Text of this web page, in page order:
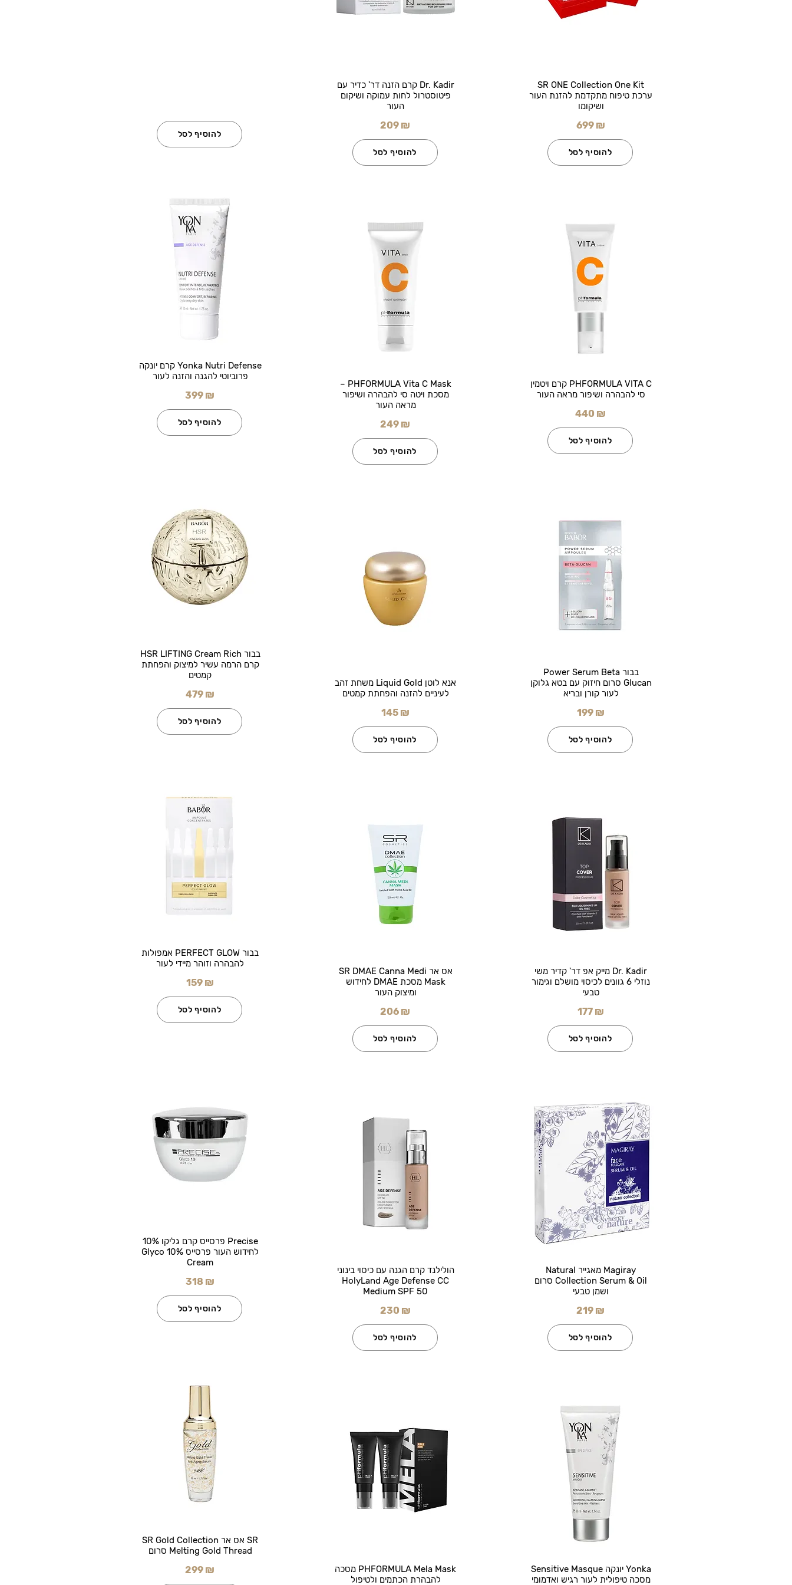
להוסיף לסל
Yonka Nutri Defense קרם יונקה
פרוביוטי להגנה והזנה לעור
399 ₪
להוסיף לסל
בבור HSR LIFTING Cream Rich
קרם הרמה עשיר למיצוק והפחתת
קמטים
479 ₪
להוסיף לסל
בבור PERFECT GLOW אמפולות
להבהרה וזוהר מיידי לעור
159 ₪
להוסיף לסל
Precise פרסייס קרם גליקו 10%
לחידוש העור פרסייס Glyco 10%
Cream
318 ₪
להוסיף לסל
SR אס אר SR Gold Collection
Melting Gold Thread סרום
299 ₪
Dr. Kadir קרם הזנה דר' כדיר עם
פיטוסטרול לחות עמוקה ושיקום
העור
209 ₪
להוסיף לסל
PHFORMULA Vita C Mask –
מסכת ויטה סי להבהרה ושיפור
מראה העור
249 ₪
להוסיף לסל
אנא לוטן Liquid Gold משחת זהב
לעיניים להזנה והפחתת קמטים
145 ₪
להוסיף לסל
אס אר SR DMAE Canna Medi
Mask מסכת DMAE לחידוש
ומיצוק העור
206 ₪
להוסיף לסל
הולילנד קרם הגנה עם כיסוי בינוני
HolyLand Age Defense CC
Medium SPF 50
230 ₪
להוסיף לסל
PHFORMULA Mela Mask מסכה
להבהרת הכתמים ולטיפול
SR ONE Collection One Kit
ערכת טיפוח מתקדמת להזנת העור
ושיקומו
699 ₪
להוסיף לסל
PHFORMULA VITA C קרם ויטמין
סי להבהרה ושיפור מראה העור
440 ₪
להוסיף לסל
בבור Power Serum Beta
Glucan סרום חיזוק עם בטא גלוקן
לעור קורן ובריא
199 ₪
להוסיף לסל
Dr. Kadir מייק אפ דר' קדיר משי
נוזלי 6 גוונים לכיסוי מושלם וגימור
טבעי
177 ₪
להוסיף לסל
Magiray מאגייר Natural
Collection Serum & Oil סרום
ושמן טבעי
219 ₪
להוסיף לסל
Yonka יונקה Sensitive Masque
מסכה טיפולית לעור רגיש ואדמומי